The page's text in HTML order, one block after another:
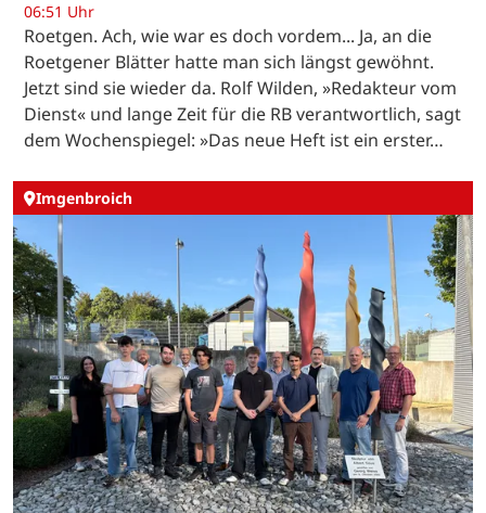
06:51 Uhr
Roetgen. Ach, wie war es doch vordem... Ja, an die
Roetgener Blätter hatte man sich längst gewöhnt.
Jetzt sind sie wieder da. Rolf Wilden, »Redakteur vom
Dienst« und lange Zeit für die RB verantwortlich, sagt
dem Wochenspiegel: »Das neue Heft ist ein erster…
Imgenbroich